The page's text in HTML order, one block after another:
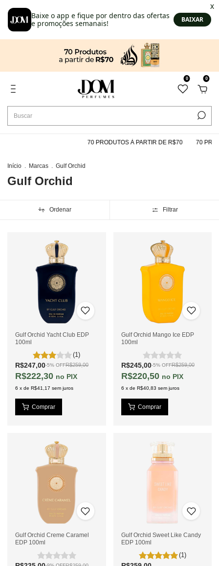
0 0
70 PRODUTOS À PARTIR DE R$70 70
Início Marcas Gulf Orchid
Gulf Orchid
Ordenar Filtrar
Gulf Orchid Yacht Club EDP
100ml
(1)
R$247,00-5% OFFR$259,00
R$222,30 PIX
6 x de R$41,17 sem juros
Gulf Orchid Mango Ice EDP
100ml
R$245,00-5% OFFR$259,00
R$220,50 PIX
6 x de R$40,83 sem juros
Gulf Orchid Creme Caramel
EDP 100ml
Gulf Orchid Sweet Like Candy
EDP 100ml
(1)